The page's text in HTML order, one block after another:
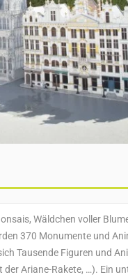
Wäldchen voller
370 Monumente und
Tausende Figuren und
Ariane-Rakete, …). Ein